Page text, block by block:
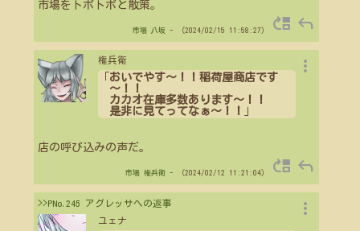
市場をトボトボと散策。
市場 八坂 - （2024/02/15 11:58:27） move_up reply
権兵衛
おいでやす～！！稲荷屋商店です
～！！
カカオ在庫多数あります～！！
是非に見てってなぁ～！！
店の呼び込みの声だ。
more_vert
市場 権兵衛- （2024/02/12 11:21:04） move_up reply
>>PNo.245 アグレッサへの返事
ユェナ
more_vert